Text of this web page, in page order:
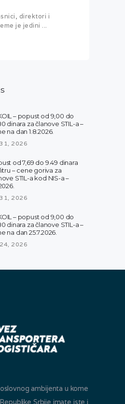
direktori i
je jedini ...
– popust od 9,00 do
dinara za članove STIL-a –
na dan 1.8.2026.
31, 2026
od 7,69 do 9.49 dinara
– cene goriva za
STIL-a kod NIS-a –
31, 2026
– popust od 9,00 do
dinara za članove STIL-a –
na dan 25.7.2026.
24, 2026
ambijenta u kome
Srbije imate iste i